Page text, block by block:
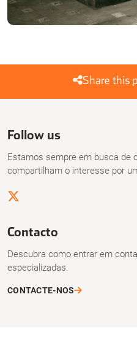
Share this
Follow us
Estamos sempre em busca de
compartilham o interesse por
Contacto
Descubra como entrar em
especializadas.
CONTACTE-NOS